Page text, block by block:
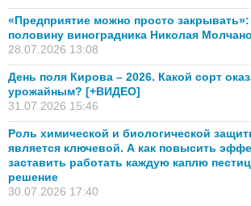
«Предприятие можно просто
половину виноградника Николая
28.07.2026 13:08
День поля Кирова – 2026. Какой сорт
урожайным? [+ВИДЕО]
31.07.2026 15:46
Роль химической и биологической
является ключевой. А как повысить
заставить работать каждую каплю
решение
30.07.2026 17:40